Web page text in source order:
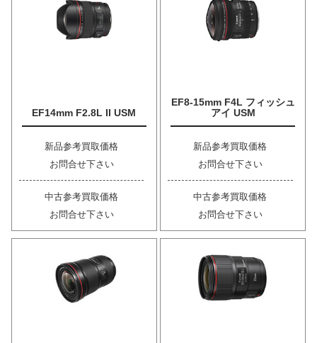
EF14mm F2.8L II USM
新品参考買取価格
お問合せ下さい
中古参考買取価格
お問合せ下さい
EF8-15mm F4L フィッシュ
アイ USM
新品参考買取価格
お問合せ下さい
中古参考買取価格
お問合せ下さい